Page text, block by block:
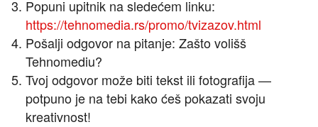
Popuni upitnik na sledećem linku:
https://tehnomedia.rs/promo/tvizazov.html
Pošalji odgovor na pitanje: Zašto volišš
Tehnomediu?
Tvoj odgovor može biti tekst ili fotografija —
potpuno je na tebi kako ćeš pokazati svoju
kreativnost!